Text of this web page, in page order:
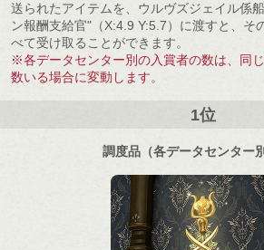
送られたアイテムを、ウルヴズジェイル係
ン報酬支給官"（X:4.9 Y:5.7）に渡すと、そ
べて受け取ることができます。
※各データセンター別の入賞者の数は、同
数いる場合に変動します。
1位
調度品（各データセンター